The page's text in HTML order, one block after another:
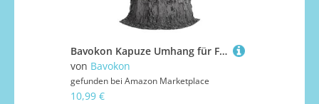
Bavokon Kapuze Umhang für Frauen | Gruselige Roben Kostüm für Cosplay - Leichter Umhang Für Damen Herren Kinder Maskenbälle Fotoshootings Festspiele Rollenspiel Mittelalterliche Märkte
von Bavokon
gefunden bei Amazon Marketplace
10,99 €